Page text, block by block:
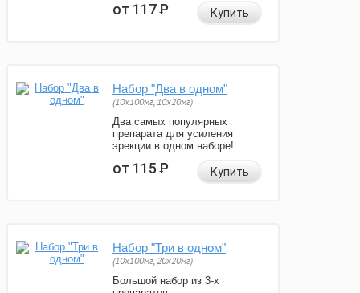
от 117Р Купить
Набор "Два в одном"
(10x100мг, 10x20мг)
Два самых популярных
препарата для усиления
эрекции в одном наборе!
от 115Р Купить
Набор "Три в одном"
(10x100мг, 20x20мг)
Большой набор из 3-х